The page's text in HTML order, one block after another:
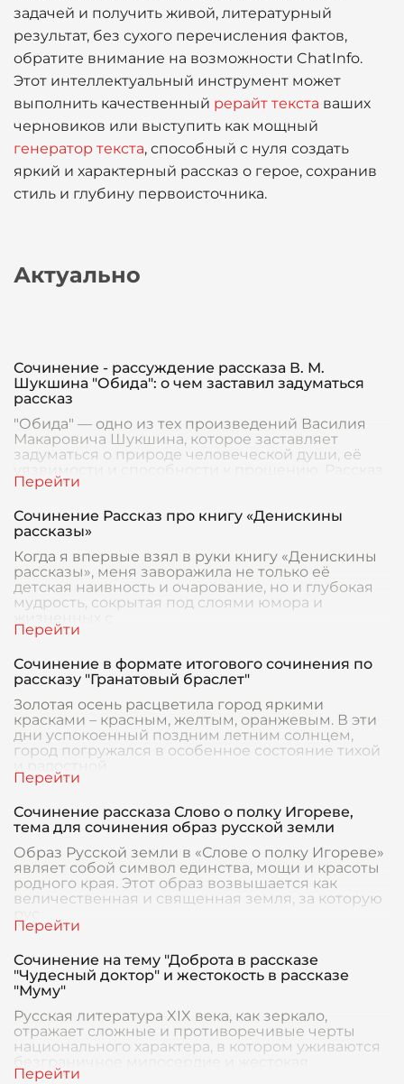
задачей и получить живой, литературный
результат, без сухого перечисления фактов,
обратите внимание на возможности ChatInfo.
Этот интеллектуальный инструмент может
выполнить качественный рерайт текста ваших
черновиков или выступить как мощный
генератор текста, способный с нуля создать
яркий и характерный рассказ о герое, сохранив
стиль и глубину первоисточника.
Актуально
Сочинение - рассуждение рассказа В. М.
Шукшина "Обида": о чем заставил задуматься
рассказ
"Обида" — одно из тех произведений Василия
Макаровича Шукшина, которое заставляет
задуматься о природе человеческой души, её
уязвимости и способности к прощению. Рассказ
раскрывает
Сочинение Рассказ про книгу «Денискины
рассказы»
Когда я впервые взял в руки книгу «Денискины
рассказы», меня заворажила не только её
детская наивность и очарование, но и глубокая
мудрость, сокрытая под слоями юмора и
Сочинение в формате итогового сочинения по
рассказу "Гранатовый браслет"
Золотая осень расцветила город яркими
красками – красным, желтым, оранжевым. В эти
дни успокоенный поздним летним солнцем,
город погружался в особенное состояние тихой
Сочинение рассказа Слово о полку Игореве,
тема для сочинения образ русской земли
Образ Русской земли в «Слове о полку Игореве»
являет собой символ единства, мощи и красоты
родного края. Этот образ возвышается как
величественная и священная земля, за которую
Сочинение на тему "Доброта в рассказе
"Чудесный доктор" и жестокость в рассказе
"Муму"
Русская литература XIX века, как зеркало,
отражает сложные и противоречивые черты
национального характера, в котором уживаются
безграничное милосердие и жестокая
бесчеловечность. Р